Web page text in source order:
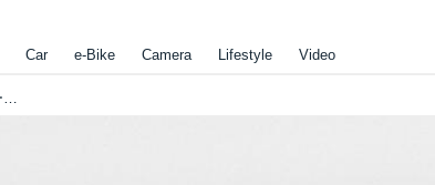
Car e-Bike Camera Lifestyle Video
不在時はクルマが代わりに宅配便を受け取る！？ 【パリモーターショープレゼンテーション動画】